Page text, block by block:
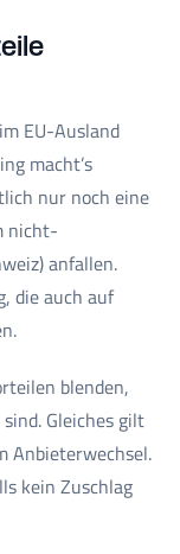
EU-Ausland
macht’s
nur noch eine
nicht-
anfallen.
die auch auf
blenden,
Gleiches gilt
Anbieterwechsel.
kein Zuschlag